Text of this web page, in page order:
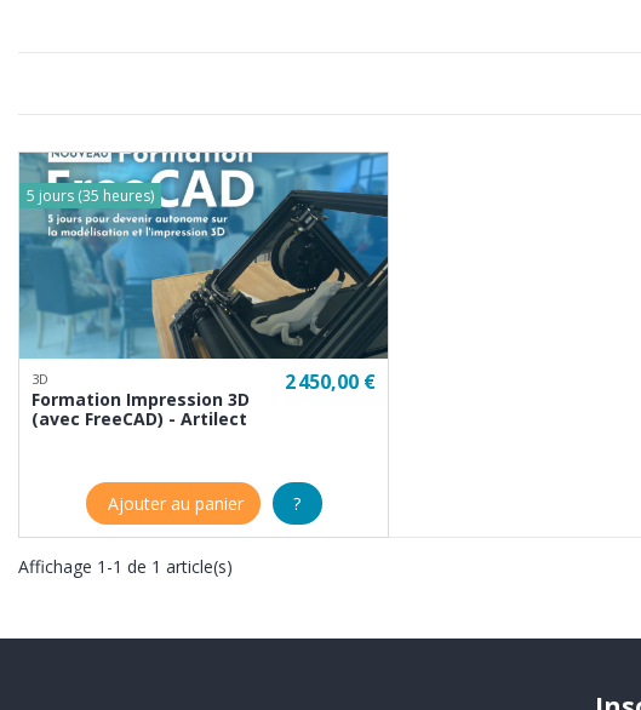
5 jours (35 heures)
3D
Formation Impression 3D
(avec FreeCAD) - Artilect
2 450,00 €
Ajouter au panier ?
Affichage 1-1 de 1 article(s)